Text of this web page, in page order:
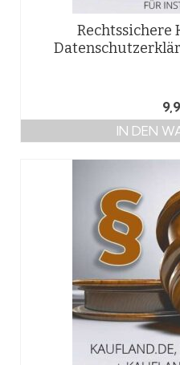
Rechtssichere
IN DEN